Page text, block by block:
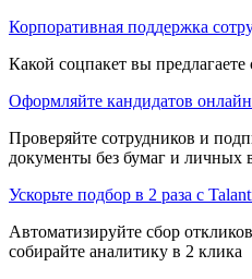
Корпоративная поддержка
Какой соцпакет вы
Оформляйте кандидатов онлайн
Проверяйте сотрудников и
документы без бумаг и личных
Ускорьте подбор в 2 раза с
Автоматизируйте сбор
собирайте аналитику в 2 клика